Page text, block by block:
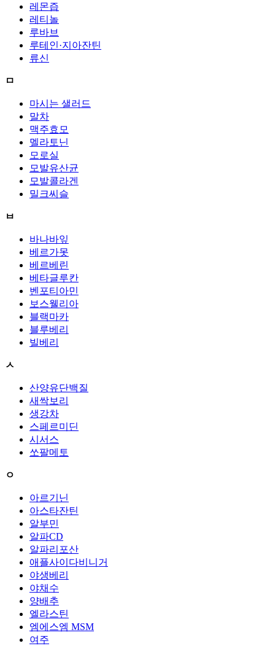
레몬즙
레티놀
루바브
루테인·지아잔틴
류신
ㅁ
마시는 샐러드
말차
맥주효모
멜라토닌
모로실
모발유산균
모발콜라겐
밀크씨슬
ㅂ
바나바잎
베르가못
베르베린
베타글루칸
벤포티아민
보스웰리아
블랙마카
블루베리
빌베리
ㅅ
산양유단백질
새싹보리
생강차
스페르미딘
시서스
쏘팔메토
ㅇ
아르기닌
아스타잔틴
알부민
알파CD
알파리포산
애플사이다비니거
야생베리
야채수
양배추
엘라스틴
엠에스엠 MSM
여주